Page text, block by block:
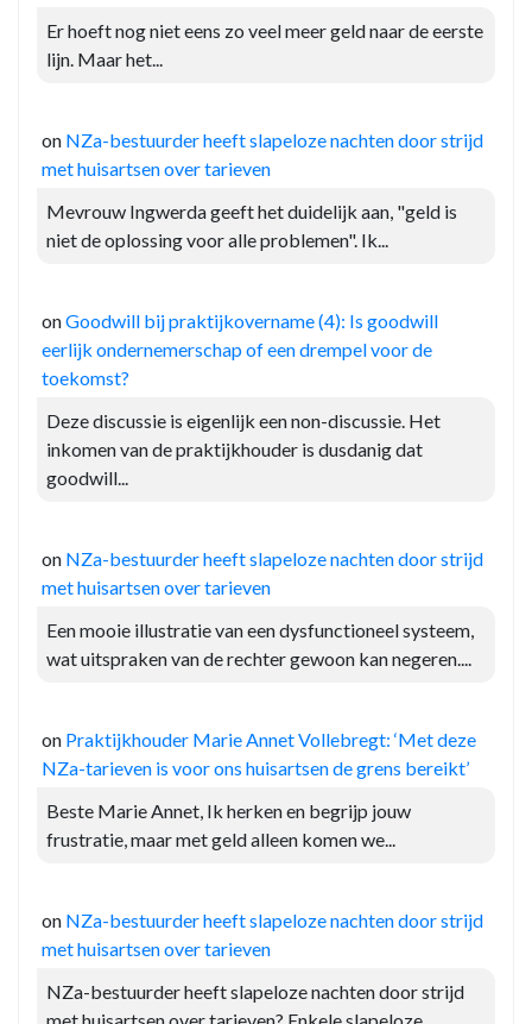
Er hoeft nog niet eens zo veel meer geld naar de eerste
lijn. Maar het...
on NZa-bestuurder heeft slapeloze nachten door strijd
met huisartsen over tarieven
Mevrouw Ingwerda geeft het duidelijk aan, "geld is
niet de oplossing voor alle problemen". Ik...
onGoodwill bij praktijkovername (4): Is goodwill
eerlijk ondernemerschap of een drempel voor de
toekomst?
Deze discussie is eigenlijk een non-discussie. Het
inkomen van de praktijkhouder is dusdanig dat
goodwill...
on NZa-bestuurder heeft slapeloze nachten door strijd
met huisartsen over tarieven
Een mooie illustratie van een dysfunctioneel systeem,
wat uitspraken van de rechter gewoon kan negeren....
on Praktijkhouder Marie Annet Vollebregt: ‘Met deze
NZa-tarieven is voor ons huisartsen de grens bereikt’
Beste Marie Annet, Ik herken en begrijp jouw
frustratie, maar met geld alleen komen we...
on NZa-bestuurder heeft slapeloze nachten door strijd
met huisartsen over tarieven
NZa-bestuurder heeft slapeloze nachten door strijd